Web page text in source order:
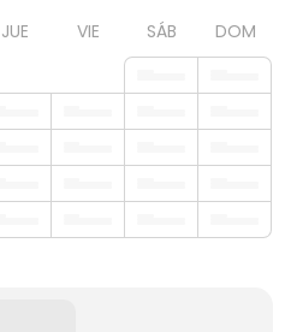
JUE VIE SÁB DOM